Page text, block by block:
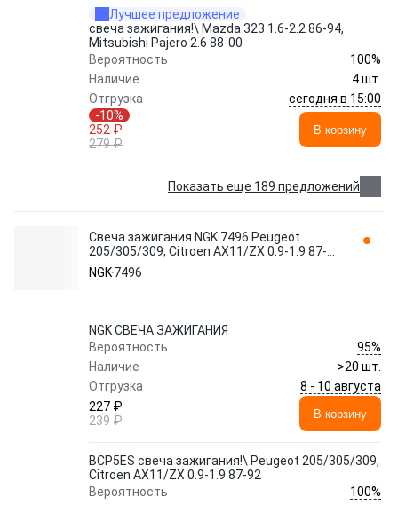
Лучшее предложение
свеча зажигания!\ Mazda 323 1.6-2.2 86-94,
Mitsubishi Pajero 2.6 88-00
Вероятность
100%
Наличие
4 шт.
Отгрузка
сегодня в 15:00
-10%
252 ₽
279 ₽
В корзину
Показать еще 189 предложений
Свеча зажигания NGK 7496 Peugeot
205/305/309, Citroen AX11/ZX 0.9-1.9 87-
92
NGK7496
NGK СВЕЧА ЗАЖИГАНИЯ
Вероятность
95%
Наличие
>20 шт.
Отгрузка
8 - 10 августа
227 ₽
239 ₽
В корзину
BCP5ES свеча зажигания!\ Peugeot 205/305/309,
Citroen AX11/ZX 0.9-1.9 87-92
Вероятность
100%